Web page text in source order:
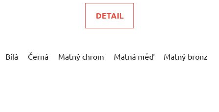
is
5,0
DETAIL
Bílá Černá Matný chrom Matná měď Matný bronz